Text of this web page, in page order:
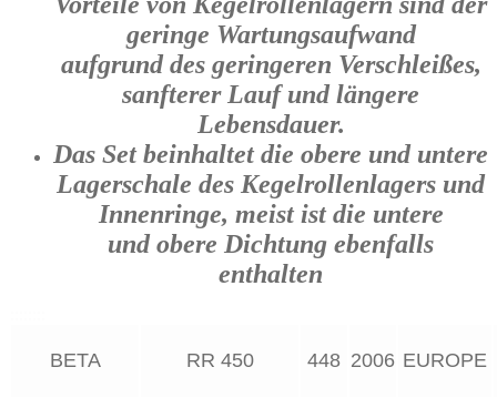
geringe Wartungsaufwand
aufgrund des geringeren Verschleißes,
sanfterer Lauf und längere
Lebensdauer.
Das Set beinhaltet die obere und untere
Lagerschale des Kegelrollenlagers und
Innenringe, meist ist die untere
und obere Dichtung ebenfalls
enthalten
BETA RR 450 448 2006 EUROPE